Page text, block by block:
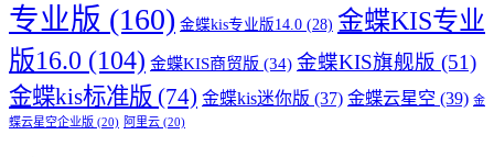
专业版 (160) 金蝶kis专业版14.0 (28) 金蝶KIS专业
版16.0 (104) 金蝶KIS商贸版 (34) 金蝶KIS旗舰版 (51)
金蝶kis标准版 (74) 金蝶kis迷你版 (37) 金蝶云星空 (39) 金
蝶云星空企业版 (20) 阿里云 (20)